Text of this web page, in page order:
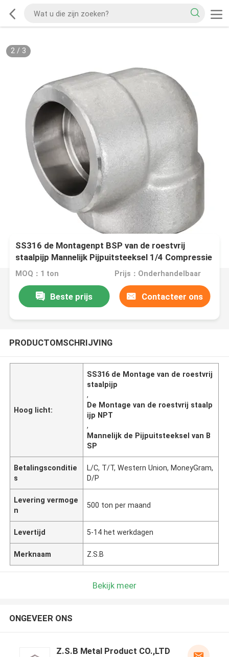
2/ 3
SS316 de Montagenpt BSP van de roestvrij
staalpijp Mannelijk Pijpuitsteeksel 1/4 Compressie
MOQ：1 ton Prijs：Onderhandelbaar
Beste prijs Contacteer ons
PRODUCTOMSCHRIJVING
Hoog licht:
SS316 de Montage van de roestvrij
staalpijp
,
De Montage van de roestvrij staalp
ijp NPT
,
Mannelijk de Pijpuitsteeksel van B
SP
Betalingsconditie
s
L/C, T/T, Western Union, MoneyGram,
D/P
Levering vermoge
n
500 ton per maand
Levertijd 5-14 het werkdagen
Merknaam Z.S.B
Bekijk meer
ONGEVEER ONS
Z.S.B Metal Product CO.,LTD